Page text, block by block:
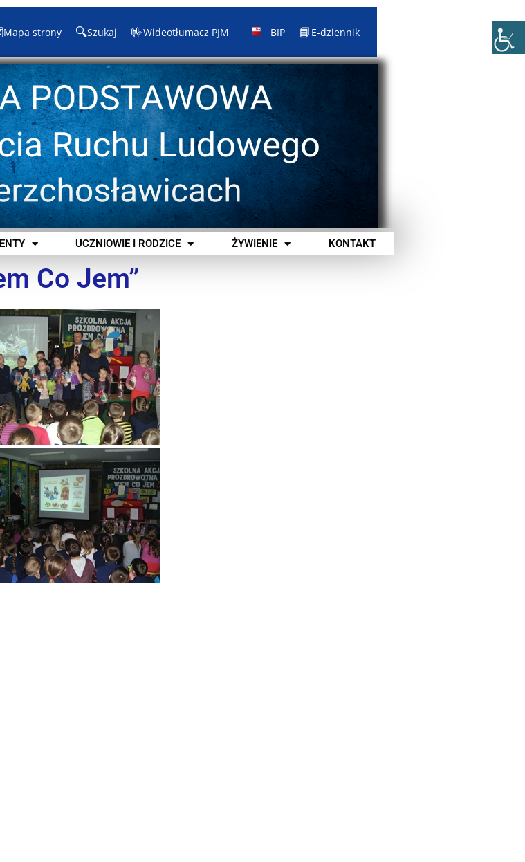
Mapa strony 🔍Szukaj 🤟Wideotłumacz PJM BIP 📘 E-dziennik
UCZNIOWIE I RODZICE ŻYWIENIE KONTAKT
Co Jem”